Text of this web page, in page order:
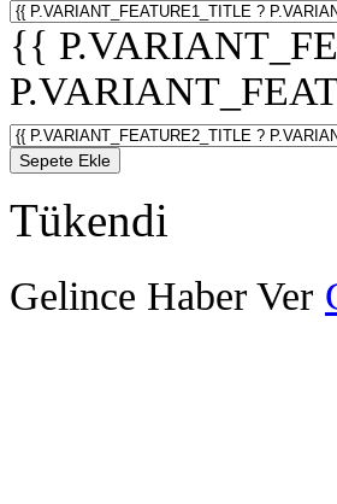
{{
Sepete Ekle
Tükendi
Gelince Haber Ver